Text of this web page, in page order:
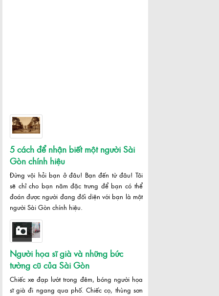
5 cách để nhận biết một người Sài
Gòn chính hiệu
Đừng vội hỏi bạn ở đâu! Bạn đến từ đâu! Tôi
sẽ chỉ cho bạn năm đặc trưng để bạn có thể
đoán được người đang đối diện với bạn là một
người Sài Gòn chính hiệu.
Người họa sĩ già và những bức
tường cũ của Sài Gòn
Chiếc xe đạp lướt trong đêm, bóng người họa
sĩ già đi ngang qua phố. Chiếc cọ, thùng sơn